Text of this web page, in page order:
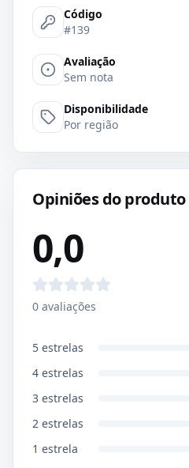
Código
#139
Avaliação
Sem nota
Disponibilidade
Por região
Opiniões do produto
0,0
0 avaliações
5 estrelas
4 estrelas
3 estrelas
2 estrelas
1 estrela